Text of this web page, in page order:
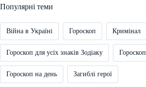
Популярні теми
Війна в Україні Гороскоп Кримінал
Гороскоп для усіх знаків Зодіаку
Гороскоп на день Загиблі герої